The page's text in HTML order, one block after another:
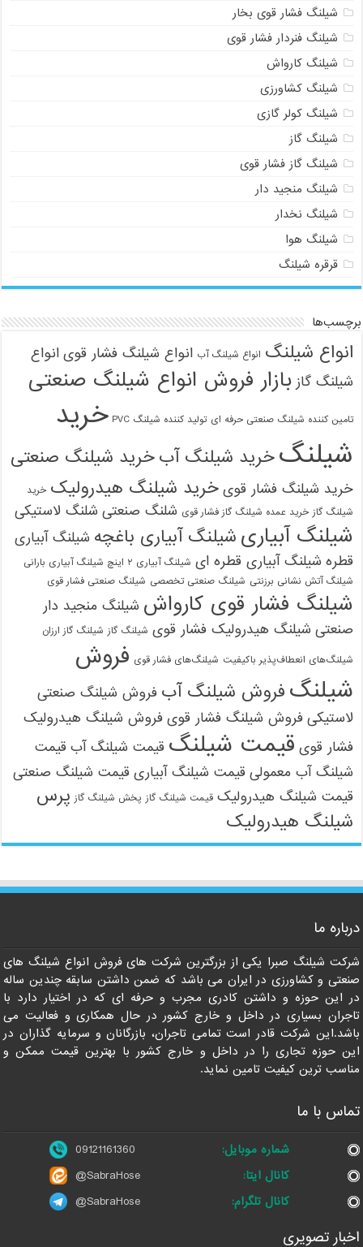
شیلنگ فشار قوی بخار
شیلنگ فنردار فشار قوی
شیلنگ کارواش
شیلنگ کشاورزی
شیلنگ کولر گازی
شیلنگ گاز
شیلنگ گاز فشار قوی
شیلنگ منجید دار
شیلنگ نخدار
شیلنگ هوا
قرقره شیلنگ
برچسب‌ها
انواع شیلنگ انواع شیلنگ آب انواع شیلنگ فشار قوی انواع
شیلنگ گاز بازار فروش انواع شیلنگ صنعتی
تامین کننده شیلنگ صنعتی حرفه ای تولید کننده شیلنگ PVC
خرید
شیلنگخرید شیلنگ آبخرید شیلنگ صنعتی
خرید شیلنگ فشار قوی خرید شیلنگ هیدرولیک خرید
شیلنگ گاز خرید عمده شیلنگ گاز فشار قوی شلنگ صنعتی شلنگ لاستیکی
شیلنگ آبیاری شیلنگ آبیاری باغچه شیلنگ آبیاری
قطره شیلنگ آبیاری قطره ای شیلنگ آبیاری ۲ اینچ شیلنگ آبیاری بارانی
شیلنگ آتش نشانی برزنتی شیلنگ صنعتی تخصصی شیلنگ صنعتی فشار قوی
شیلنگ فشار قوی کارواش شیلنگ منجید دار
صنعتی شیلنگ هیدرولیک فشار قوی شیلنگ گاز شیلنگ گاز ارزان
شیلنگ‌های انعطاف‌پذیر باکیفیت شیلنگ‌های فشار قوی فروش
شیلنگ فروش شیلنگ آب فروش شیلنگ صنعتی
لاستیکی فروش شیلنگ فشار قوی فروش شیلنگ هیدرولیک
فشار قوی قیمت شیلنگ قیمت شیلنگ آب قیمت
شیلنگ آب معمولی قیمت شیلنگ آبیاری قیمت شیلنگ صنعتی
قیمت شیلنگ هیدرولیک قیمت شیلنگ گاز پخش شیلنگ گاز پرس
شیلنگ هیدرولیک
درباره ما
شرکت شیلنگ صبرا یکی از بزرگترین شرکت های فروش انواع شیلنگ های
صنعتی و کشاورزی در ایران می باشد که ضمن داشتن سابقه چندین ساله
در این حوزه و داشتن کادری مجرب و حرفه ای که در اختیار دارد با
تاجران بسیاری در داخل و خارج کشور در حال همکاری و فعالیت می
باشد.این شرکت قادر است تمامی تاجران، بازرگانان و سرمایه گذاران در
این حوزه تجاری را در داخل و خارج کشور با بهترین قیمت ممکن و
مناسب ترین کیفیت تامین نماید.
تماس با ما
شماره موبایل:
09121161360
کانال ایتا:
@SabraHose
کانال تلگرام:
@SabraHose
اخبار تصویری